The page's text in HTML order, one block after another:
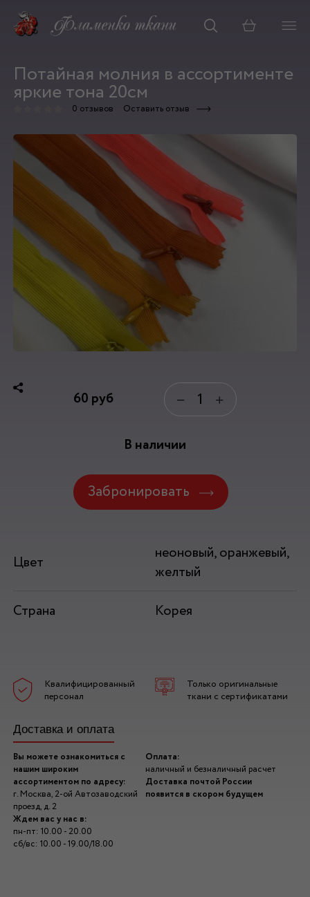
Корзина
Потайная молния в ассортименте
яркие тона 20см
0 отзывов Оставить отзыв
60 руб − +
В наличии
Забронировать
Цвет
неоновый, оранжевый,
желтый
Страна
Корея
Квалифицированный
персонал
Только оригинальные
ткани с сертификатами
Доставка и оплата
Вы можете ознакомиться с
нашим широким
ассортиментом по адресу:
г. Москва, 2-ой Автозаводский
проезд, д. 2
Ждем вас у нас в:
пн-пт: 10.00 - 20.00
сб/вс: 10.00 - 19.00/18.00
Оплата:
наличный и безналичный расчет
Доставка почтой России
появится в скором будущем